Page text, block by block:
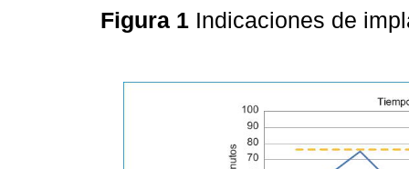
Figura 1 Indicaciones de